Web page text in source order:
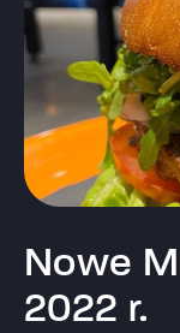
Nowe
2022 r.